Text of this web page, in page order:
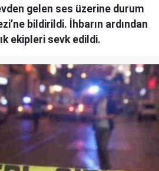
gelen ses üzerine durum
bildirildi. İhbarın ardından
ekipleri sevk edildi.